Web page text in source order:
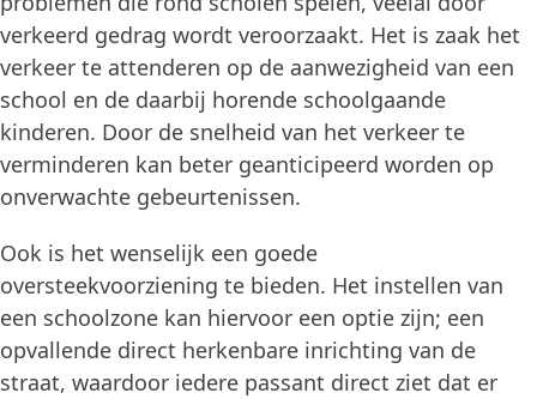
verkeerd gedrag wordt veroorzaakt. Het is zaak het
verkeer te attenderen op de aanwezigheid van een
school en de daarbij horende schoolgaande
kinderen. Door de snelheid van het verkeer te
verminderen kan beter geanticipeerd worden op
onverwachte gebeurtenissen.
Ook is het wenselijk een goede
oversteekvoorziening te bieden. Het instellen van
een schoolzone kan hiervoor een optie zijn; een
opvallende direct herkenbare inrichting van de
straat, waardoor iedere passant direct ziet dat er